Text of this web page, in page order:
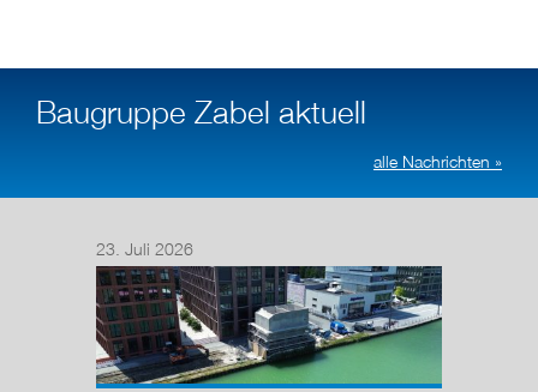
Baugruppe Zabel aktuell
alle Nachrichten »
23. Juli 2026